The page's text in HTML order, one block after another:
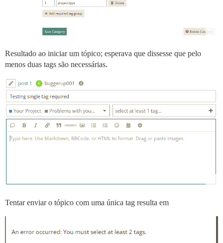
Resultado ao iniciar um tópico; esperava que dissesse que pelo
menos duas tags são necessárias.
Tentar enviar o tópico com uma única tag resulta em